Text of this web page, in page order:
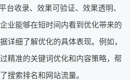
台收录、效果可验证、效果透明、
业能够在短时间内看到优化带来的
详细了解优化的具体表现。例如，
精准的关键词优化和内容策略，帮
搜索排名和网站流量。